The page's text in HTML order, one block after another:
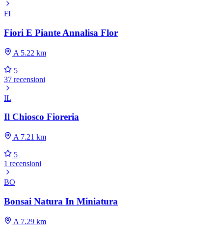
FI
Fiori E Piante Annalisa Flor
A 5.22 km
5
37 recensioni
IL
Il Chiosco Fioreria
A 7.21 km
5
1 recensioni
BO
Bonsai Natura In Miniatura
A 7.29 km